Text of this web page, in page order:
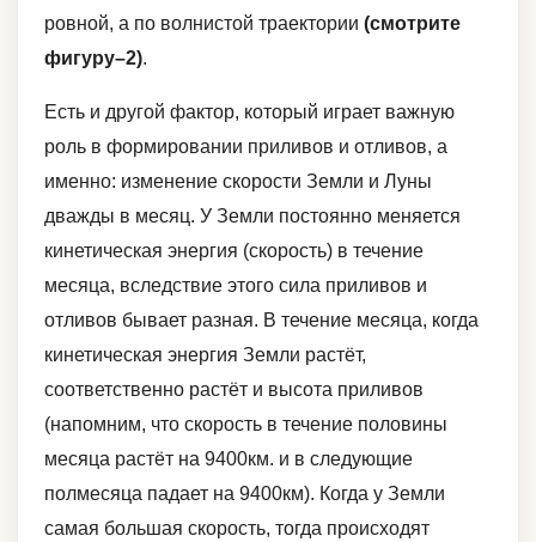
ровной, а по волнистой траектории (смотрите
фигуру–2).
Есть и другой фактор, который играет важную
роль в формировании приливов и отливов, а
именно: изменение скорости Земли и Луны
дважды в месяц. У Земли постоянно меняется
кинетическая энергия (скорость) в течение
месяца, вследствие этого сила приливов и
отливов бывает разная. В течение месяца, когда
кинетическая энергия Земли растёт,
соответственно растёт и высота приливов
(напомним, что скорость в течение половины
месяца растёт на 9400км. и в следующие
полмесяца падает на 9400км). Когда у Земли
самая большая скорость, тогда происходят